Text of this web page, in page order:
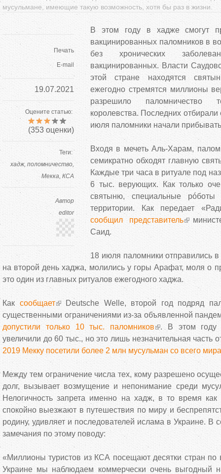
мусульмане, имеющие такую ​​возможность, хотя бы раз в жизни.
Печать
E-mail
19.07.2021
Оцените статью:
(353 оценки)
Теги:
хадж поломничество
Мекка КСА
Автор
editor
В этом году в хадже смогут
вакцинированных паломников в
без хронических
вакцинированных. Власти
этой стране находятся
ежегодно стремятся миллионы
разрешило паломничество
королевства. Последних
июля паломники начали
Входя в мечеть Аль-Харам,
семикратно обходят главную
Каждые три часа в ритуале под
6 тыс. верующих. Как только
святыню, специальные рóботы
территории. Как передает
сообщил представитель
Саид.
18 июля паломники отправились
на второй день хаджа, молились у горы Арафат, моля о
это один из главных ритуалов ежегодного хаджа.
Как сообщает
Deutsche Welle, второй год подряд
существенными ограничениями из-за объявленной
допустили только 10 тыс. паломников
. В этом году
увеличили до 60 тыс., но это лишь незначительная часть
2019 Мекку посетили более 2 млн мусульман со всего мира
Между тем ограничение числа тех, кому разрешено
долг, вызывает возмущение и непонимание среди
Нелогичность запрета именно на хадж, в то время как
спокойно выезжают в путешествия по миру и
родину, удивляет и последователей ислама в Украине. В
замечания по этому поводу:
«Миллионы туристов из КСА посещают десятки стран
Украине мы наблюдаем коммерчески очень выгодный